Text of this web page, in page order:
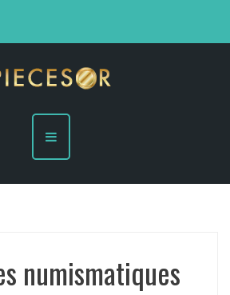
h
t
e
e
s
p
i
c
e
n
numismatiques